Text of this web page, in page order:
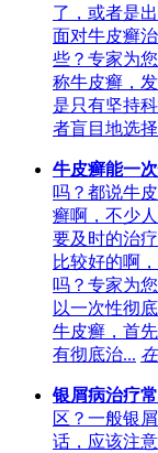
了，或者是
面对牛皮癣
些？专家为
称牛皮癣，
是只有坚持
者盲目地选
牛皮癣能一
吗？都说牛
癣啊，不少
要及时的治
比较好的啊
吗？专家为
以一次性彻
牛皮癣，首
有彻底治...
银屑病治疗
区？一般银
话，应该注